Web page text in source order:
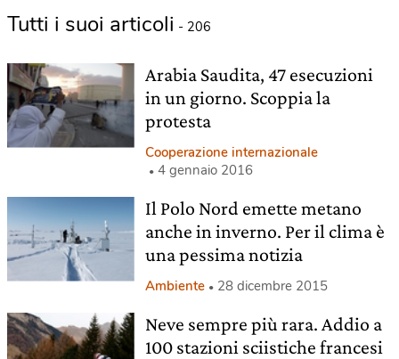
Tutti i suoi articoli - 206
Arabia Saudita, 47 esecuzioni
in un giorno. Scoppia la
protesta
Cooperazione internazionale
4 gennaio 2016
Il Polo Nord emette metano
anche in inverno. Per il clima è
una pessima notizia
Ambiente 28 dicembre 2015
Neve sempre più rara. Addio a
100 stazioni sciistiche francesi